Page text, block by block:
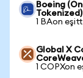
Boeing
1 BAon
Global X
1 COPXon